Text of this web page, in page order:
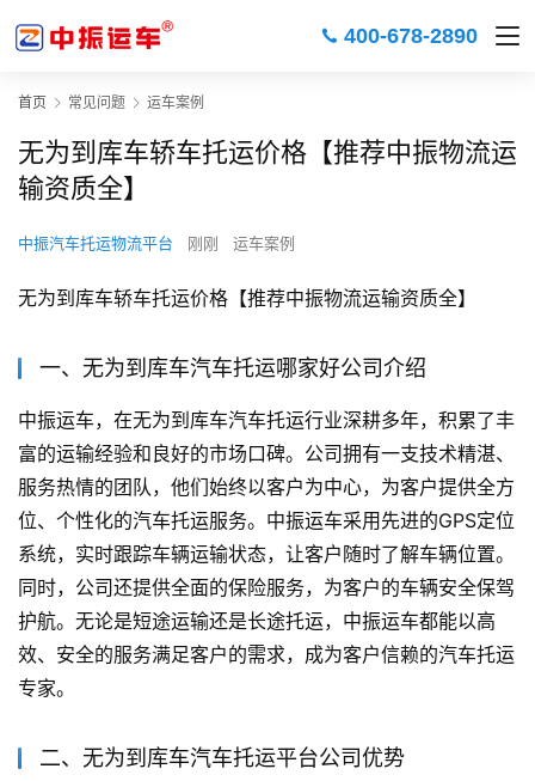
400-678-2890
首页 常见问题 运车案例
无为到库车轿车托运价格【推荐中振物流运
输资质全】
中振汽车托运物流平台 刚刚 运车案例
无为到库车轿车托运价格【推荐中振物流运输资质全】
一、无为到库车汽车托运哪家好公司介绍
中振运车，在无为到库车汽车托运行业深耕多年，积累了丰
富的运输经验和良好的市场口碑。公司拥有一支技术精湛、
服务热情的团队，他们始终以客户为中心，为客户提供全方
位、个性化的汽车托运服务。中振运车采用先进的GPS定位
系统，实时跟踪车辆运输状态，让客户随时了解车辆位置。
同时，公司还提供全面的保险服务，为客户的车辆安全保驾
护航。无论是短途运输还是长途托运，中振运车都能以高
效、安全的服务满足客户的需求，成为客户信赖的汽车托运
专家。
二、无为到库车汽车托运平台公司优势